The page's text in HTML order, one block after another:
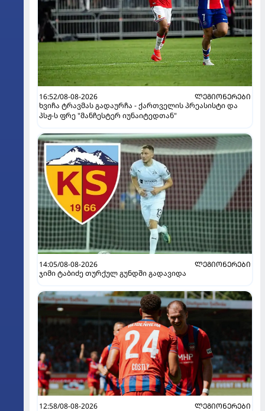
16:52/08-08-2026
ᲚᲔᲒᲘᲝᲜᲔᲠᲔᲑᲘ
ხვიჩა ტრავმას გადაურჩა - ქართველის პრეასისტი და
პსჟ-ს ფრე "მანჩესტერ იუნაიტედთან"
14:05/08-08-2026
ᲚᲔᲒᲘᲝᲜᲔᲠᲔᲑᲘ
ჯიმი ტაბიძე თურქულ გუნდში გადავიდა
12:58/08-08-2026
ᲚᲔᲒᲘᲝᲜᲔᲠᲔᲑᲘ